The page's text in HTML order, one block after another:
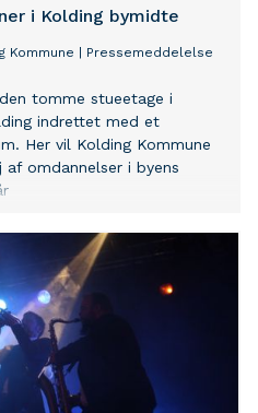
i Kolding bymidte
Kommune Pressemeddelelse
tomme stueetage i
indrettet med et
Her vil Kolding Kommune
omdannelser i byens